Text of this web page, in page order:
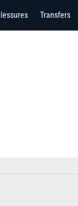
Transfers